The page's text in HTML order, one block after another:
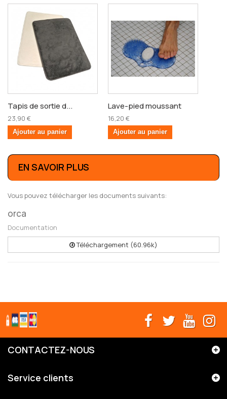
Tapis de sortie d...
23,90 €
Ajouter au panier
Lave-pied moussant
16,20 €
Ajouter au panier
EN SAVOIR PLUS
Vous pouvez télécharger les documents suivants:
orca
Documentation
Téléchargement (60.96k)
CONTACTEZ-NOUS
Service clients